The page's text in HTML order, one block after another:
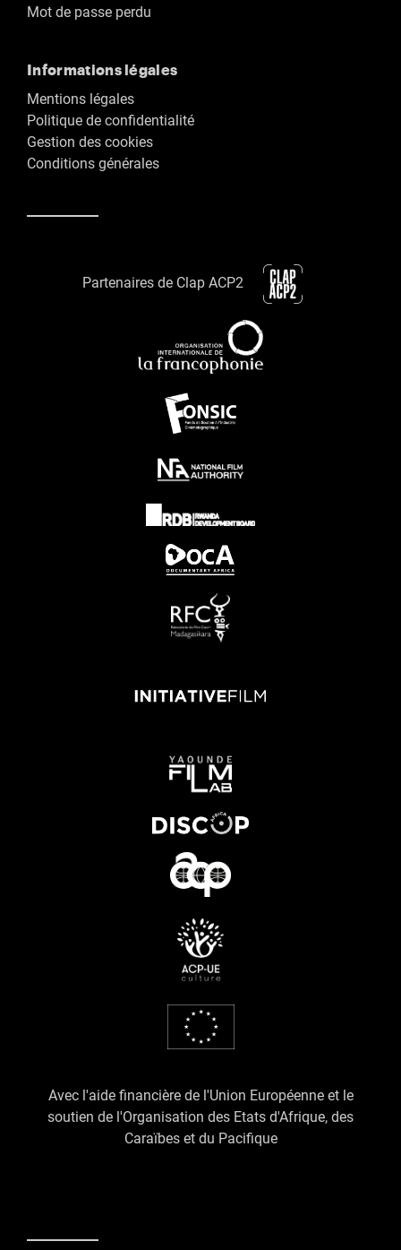
Mot de passe perdu
Informations légales
Mentions légales
Politique de confidentialité
Gestion des cookies
Conditions générales
Partenaires de Clap ACP2
Avec l'aide financière de l'Union Européenne et le
soutien de l'Organisation des Etats d'Afrique, des
Caraïbes et du Pacifique